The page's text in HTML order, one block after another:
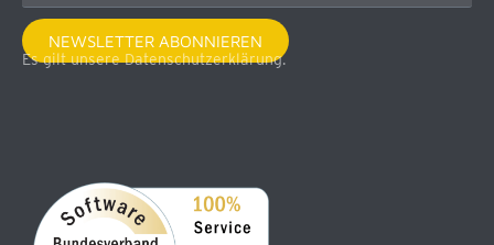
NEWSLETTER ABONNIEREN
Es gilt unsere Datenschutzerklärung.